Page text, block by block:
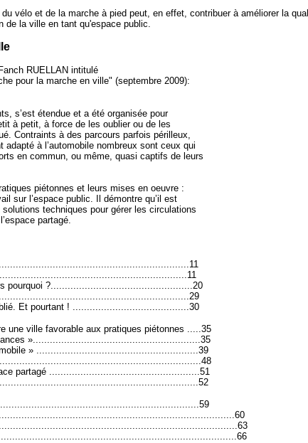
vélo et de la marche à pied peut, en effet, contribuer à améliorer la
de la ville en tant qu'espace public.
RUELLAN intitulé
pour la marche en ville" (septembre 2009):
s’est étendue et a été organisée pour
à petit, à force de les oublier ou de les
Contraints à des parcours parfois périlleux,
à l’automobile nombreux sont ceux qui
en commun, ou même, quasi captifs de leurs
piétonnes et leurs mises en oeuvre :
sur l’espace public. Il démontre qu’il est
techniques pour gérer les circulations
partagé.
pourquoi ?..................................................20
Et pourtant ! .........................................30
une ville favorable aux pratiques piétonnes .....35
»...........................................................35
» .........................................................39
partagé .....................................................51